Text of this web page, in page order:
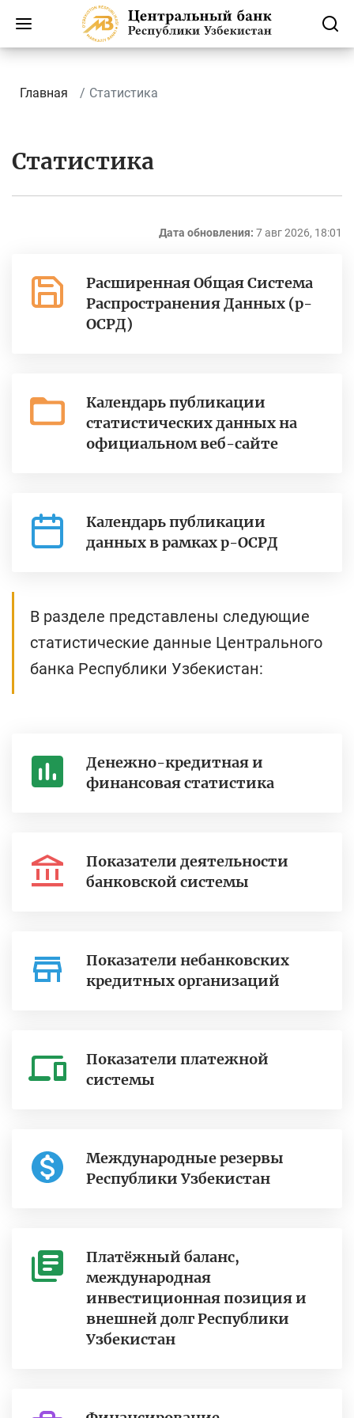
Главная Статистика
Статистика
Дата обновления: 7 авг 2026, 18:01
Расширенная Общая Система
Распространения Данных (р-
ОСРД)
Календарь публикации
статистических данных на
официальном веб-сайте
Календарь публикации
данных в рамках р-ОСРД
В разделе представлены следующие
статистические данные Центрального
банка Республики Узбекистан:
Денежно-кредитная и
финансовая статистика
Показатели деятельности
банковской системы
Показатели небанковских
кредитных организаций
Показатели платежной
системы
Международные резервы
Республики Узбекистан
Платёжный баланс,
международная
инвестиционная позиция и
внешней долг Республики
Узбекистан